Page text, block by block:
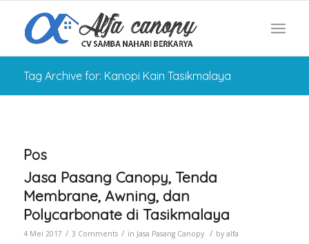
Tag Archive for: Kanopi Kain Tasikmalaya
Pos
Jasa Pasang Canopy, Tenda
Membrane, Awning, dan
Polycarbonate di Tasikmalaya
4 Mei 2017 / 3 Comments / in Jasa Pasang Canopy / by alfa